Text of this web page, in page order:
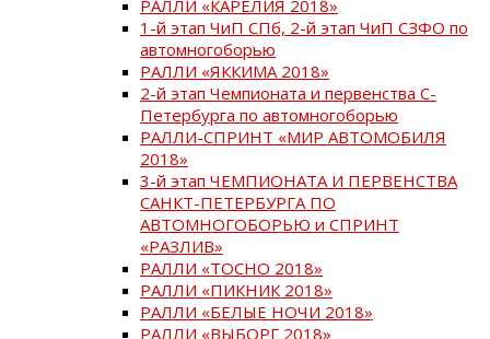
РАЛЛИ «КАРЕЛИЯ 2018»
1-й этап ЧиП СПб, 2-й этап ЧиП СЗФО по
автомногоборью
РАЛЛИ «ЯККИМА 2018»
2-й этап Чемпионата и первенства С-
Петербурга по автомногоборью
РАЛЛИ-СПРИНТ «МИР АВТОМОБИЛЯ
2018»
3-й этап ЧЕМПИОНАТА И ПЕРВЕНСТВА
САНКТ-ПЕТЕРБУРГА ПО
АВТОМНОГОБОРЬЮ и СПРИНТ
«РАЗЛИВ»
РАЛЛИ «ТОСНО 2018»
РАЛЛИ «ПИКНИК 2018»
РАЛЛИ «БЕЛЫЕ НОЧИ 2018»
РАЛЛИ «ВЫБОРГ 2018»